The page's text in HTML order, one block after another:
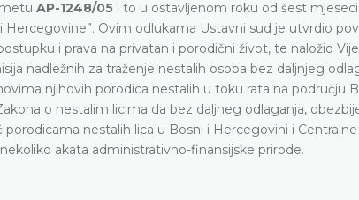
AP-1248/05 i to u ostavljenom roku od šest
Hercegovine”. Ovim odlukama Ustavni sud je utvrdio
i prava na privatan i porodični život, te naložio
nadležnih za traženje nestalih osoba bez daljnjeg
njihovih porodica nestalih u toku rata na području
o nestalim licima da bez daljneg odlaganja,
porodicama nestalih lica u Bosni i Hercegovini i
akata administrativno-finansijske prirode.